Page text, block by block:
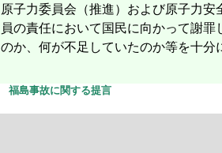
原子力委員会（推進）および原子力
員の責任において国民に向かって謝
のか、何が不足していたのか等を十分
福島事故に関する提言